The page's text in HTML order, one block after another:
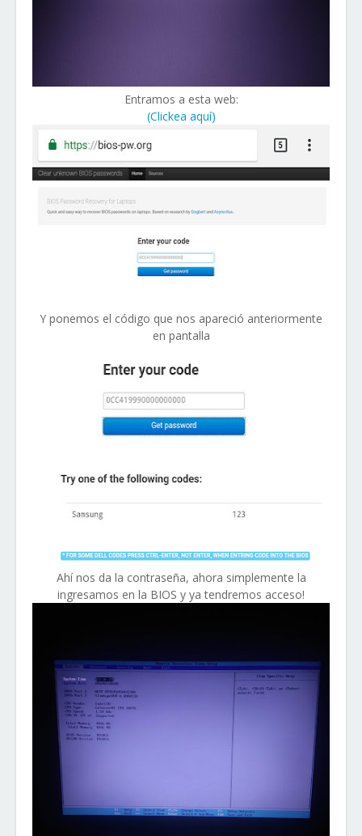
Entramos a esta web:
(Clickea aquí)
Y ponemos el código que nos apareció anteriormente
en pantalla
Ahí nos da la contraseña, ahora simplemente la
ingresamos en la BIOS y ya tendremos acceso!